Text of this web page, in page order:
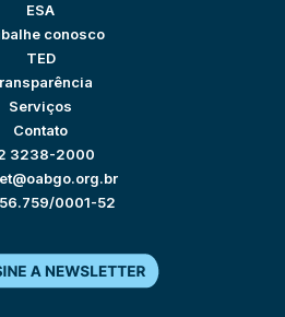
ESA
conosco
TED
Serviços
Contato
3238-2000
0001-52